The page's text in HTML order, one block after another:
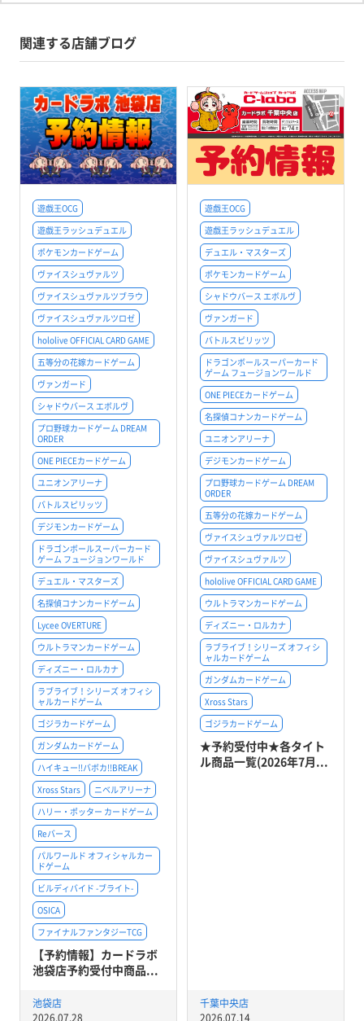
関連する店舗ブログ
遊戯王OCG
遊戯王ラッシュデュエル
ポケモンカードゲーム
ヴァイスシュヴァルツ
ヴァイスシュヴァルツブラウ
ヴァイスシュヴァルツロゼ
hololive OFFICIAL CARD GAME
五等分の花嫁カードゲーム
ヴァンガード
シャドウバース エボルヴ
プロ野球カードゲーム DREAM
ORDER
ONE PIECEカードゲーム
ユニオンアリーナ
バトルスピリッツ
デジモンカードゲーム
ドラゴンボールスーパーカード
ゲーム フュージョンワールド
デュエル・マスターズ
名探偵コナンカードゲーム
Lycee OVERTURE
ウルトラマンカードゲーム
ディズニー・ロルカナ
ラブライブ！シリーズ オフィシ
ャルカードゲーム
ゴジラカードゲーム
ガンダムカードゲーム
ハイキュー!!バボカ!!BREAK
Xross Stars
ニベルアリーナ
ハリー・ポッター カードゲーム
Reバース
パルワールド オフィシャルカー
ドゲーム
ビルディバイド -ブライト-
OSICA
ファイナルファンタジーTCG
【予約情報】カードラボ
池袋店予約受付中商品...
池袋店
2026.07.28
遊戯王OCG
遊戯王ラッシュデュエル
デュエル・マスターズ
ポケモンカードゲーム
シャドウバース エボルヴ
ヴァンガード
バトルスピリッツ
ドラゴンボールスーパーカード
ゲーム フュージョンワールド
ONE PIECEカードゲーム
名探偵コナンカードゲーム
ユニオンアリーナ
デジモンカードゲーム
プロ野球カードゲーム DREAM
ORDER
五等分の花嫁カードゲーム
ヴァイスシュヴァルツロゼ
ヴァイスシュヴァルツ
hololive OFFICIAL CARD GAME
ウルトラマンカードゲーム
ディズニー・ロルカナ
ラブライブ！シリーズ オフィシ
ャルカードゲーム
ガンダムカードゲーム
Xross Stars
ゴジラカードゲーム
★予約受付中★各タイト
ル商品一覧(2026年7月...
千葉中央店
2026.07.14